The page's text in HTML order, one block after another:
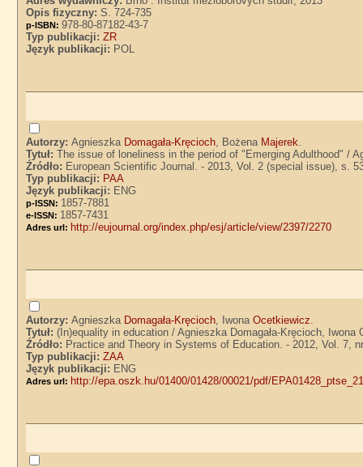
Opis fizyczny:S. 724-735
p-ISBN:978-80-87182-43-7
Typ publikacji:ZR
Język publikacji: POL
Autorzy:Agnieszka Domagała-Kręcioch, Bożena Majerek.
Tytuł:The issue of loneliness in the period of "Emerging Adulthood" /
Źródło: European Scientific Journal. - 2013, Vol. 2 (special issue), s.
Typ publikacji: PAA
Język publikacji: ENG
p-ISSN: 1857-7881
e-ISSN: 1857-7431
Adres url: http://eujournal.org/index.php/esj/article/view/2397/2270
Autorzy:Agnieszka Domagała-Kręcioch, IwonaOcetkiewicz.
Tytuł:(In)equality in education / Agnieszka Domagała-Kręcioch, Iwona
Źródło: Practice and Theory in Systems of Education. - 2012, Vol. 7,
Typ publikacji:ZAA
Język publikacji: ENG
Adres url: http://epa.oszk.hu/01400/01428/00021/pdf/